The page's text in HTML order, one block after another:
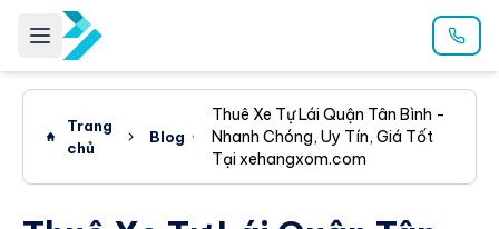
Trang
chủ
Blog
Thuê Xe Tự Lái Quận Tân Bình -
Nhanh Chóng, Uy Tín, Giá Tốt
Tại xehangxom.com